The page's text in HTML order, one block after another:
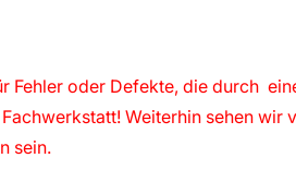
Fehler oder Defekte, die durch
Weiterhin sehen
sein.